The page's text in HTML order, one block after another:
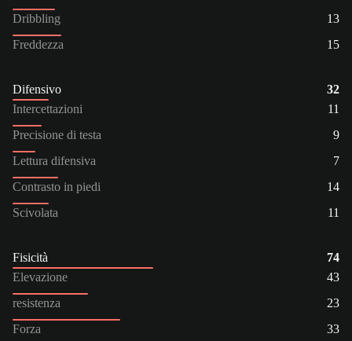
Dribbling
13
Freddezza
15
Difensivo
32
Intercettazioni
11
Precisione di testa
9
Lettura difensiva
7
Contrasto in piedi
14
Scivolata
11
Fisicità
74
Elevazione
43
resistenza
23
Forza
33